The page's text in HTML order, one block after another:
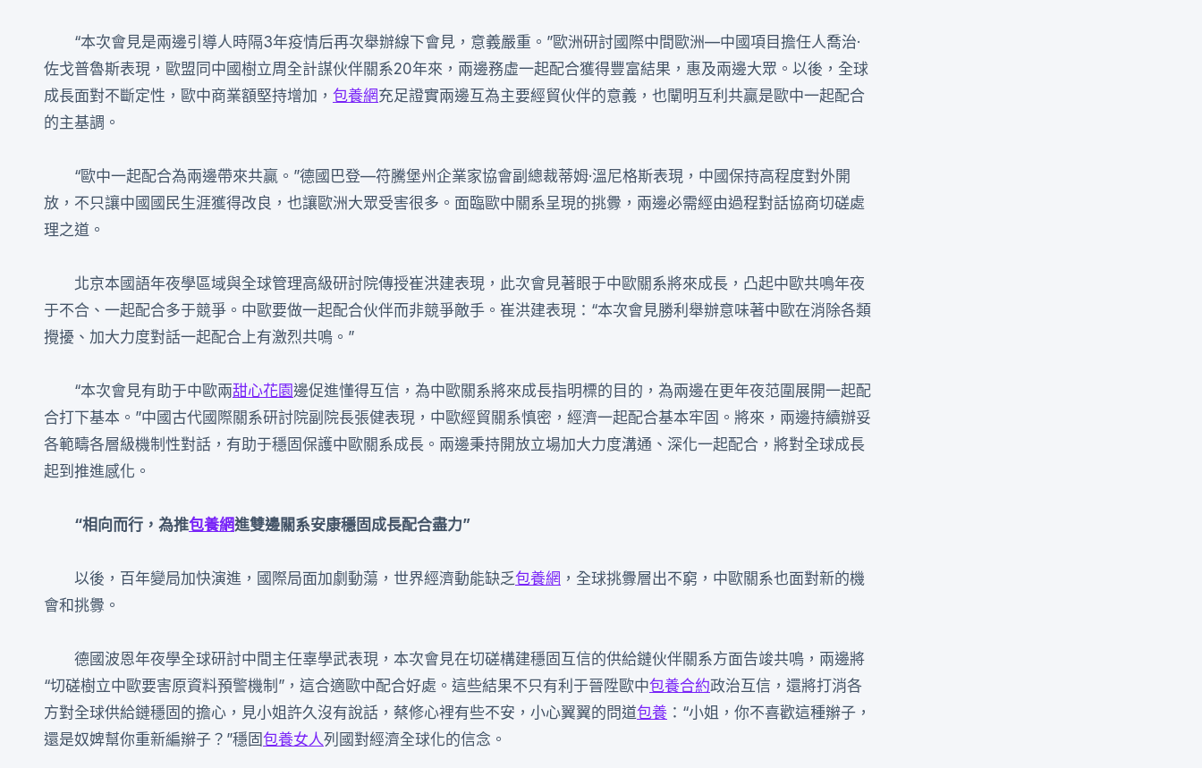
“本次會見是兩邊引導人時隔3年疫情后再次舉辦線下會見，意義嚴重。”歐洲研討國際中間歐洲—中國項目擔任人喬治·
佐戈普魯斯表現，歐盟同中國樹立周全計謀伙伴關系20年來，兩邊務虛一起配合獲得豐富結果，惠及兩邊大眾。以後，全球
成長面對不斷定性，歐中商業額堅持增加， 包養網充足證實兩邊互為主要經貿伙伴的意義，也闡明互利共贏是歐中一起配合
的主基調。
“歐中一起配合為兩邊帶來共贏。”德國巴登—符騰堡州企業家協會副總裁蒂姆·溫尼格斯表現，中國保持高程度對外開
放，不只讓中國國民生涯獲得改良，也讓歐洲大眾受害很多。面臨歐中關系呈現的挑釁，兩邊必需經由過程對話協商切磋處
理之道。
北京本國語年夜學區域與全球管理高級研討院傳授崔洪建表現，此次會見著眼于中歐關系將來成長，凸起中歐共鳴年夜
于不合、一起配合多于競爭。中歐要做一起配合伙伴而非競爭敵手。崔洪建表現：“本次會見勝利舉辦意味著中歐在消除各類
攪擾、加大力度對話一起配合上有激烈共鳴。”
“本次會見有助于中歐兩甜心花園邊促進懂得互信，為中歐關系將來成長指明標的目的，為兩邊在更年夜范圍展開一起配
合打下基本。”中國古代國際關系研討院副院長張健表現，中歐經貿關系慎密，經濟一起配合基本牢固。將來，兩邊持續辦妥
各範疇各層級機制性對話，有助于穩固保護中歐關系成長。兩邊秉持開放立場加大力度溝通、深化一起配合，將對全球成長
起到推進感化。
“相向而行，為推包養網進雙邊關系安康穩固成長配合盡力”
以後，百年變局加快演進，國際局面加劇動蕩，世界經濟動能缺乏包養網 ，全球挑釁層出不窮，中歐關系也面對新的機
會和挑釁。
德國波恩年夜學全球研討中間主任辜學武表現，本次會見在切磋構建穩固互信的供給鏈伙伴關系方面告竣共鳴，兩邊將
“切磋樹立中歐要害原資料預警機制”，這合適歐中配合好處。這些結果不只有利于晉陞歐中包養合約政治互信，還將打消各
方對全球供給鏈穩固的擔心，見小姐許久沒有說話，蔡修心裡有些不安，小心翼翼的問道包養 ：“小姐，你不喜歡這種辮子，
還是奴婢幫你重新編辮子？”穩固包養女人列國對經濟全球化的信念。